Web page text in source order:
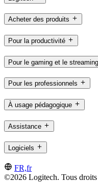
Acheter des produits
Pour la productivité
Pour le gaming et le streaming
Pour les professionnels
À usage pédagogique
Assistance
Logiciels
FR,fr
©2026 Logitech. Tous droits